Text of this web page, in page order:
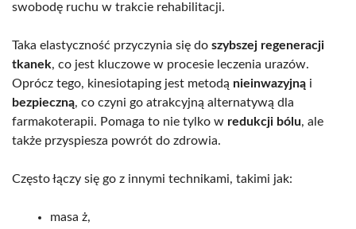
swobodę ruchu w trakcie rehabilitacji.
Taka elastyczność przyczynia się do szybszej regeneracji
tkanek, co jest kluczowe w procesie leczenia urazów.
Oprócz tego, kinesiotaping jest metodą nieinwazyjną i
bezpieczną, co czyni go atrakcyjną alternatywą dla
farmakoterapii. Pomaga to nie tylko w redukcji bólu, ale
także przyspiesza powrót do zdrowia.
Często łączy się go z innymi technikami, takimi jak:
masa ż,